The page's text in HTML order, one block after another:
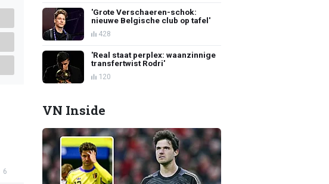
6
'Grote Verschaeren-schok:
nieuwe Belgische club op tafel'
428
'Real staat perplex: waanzinnige
transfertwist Rodri'
120
VN Inside